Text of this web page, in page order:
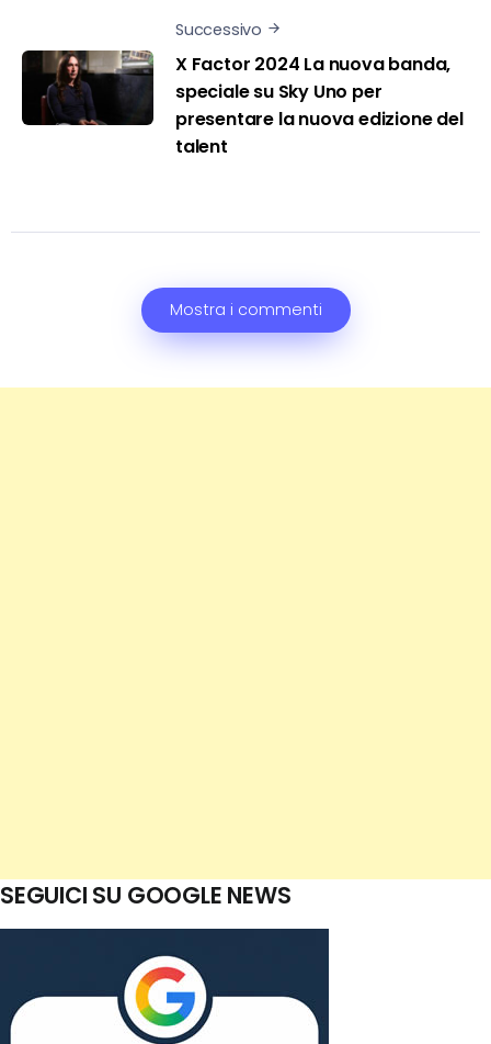
Successivo
X Factor 2024 La nuova banda,
speciale su Sky Uno per
presentare la nuova edizione del
talent
Mostra i commenti
SEGUICI SU GOOGLE NEWS